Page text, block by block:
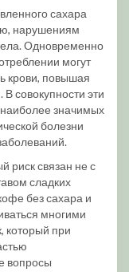
сахара
нарушениям
Одновременно
могут
крови, повышая
совокупности эти
значимых
болезни
риск связан не с
сладких
без сахара и
многими
который при
вопросы